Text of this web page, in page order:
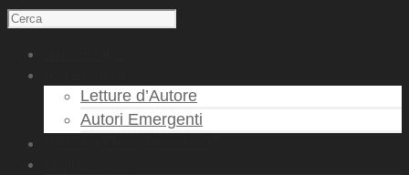
Letture d’Autore
Autori Emergenti